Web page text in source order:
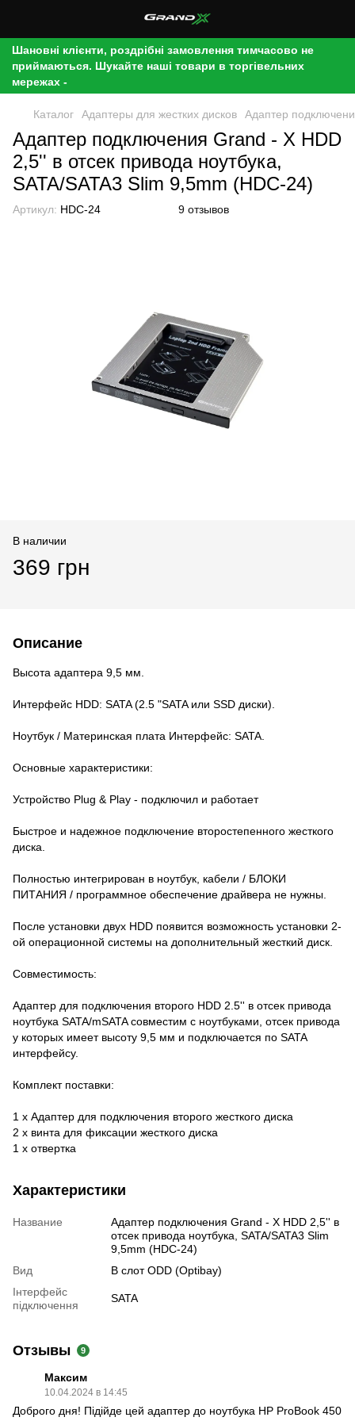
Шановні клієнти, роздрібні замовлення тимчасово не
приймаються. Шукайте наші товари в торгівельних
мережах -
Каталог Адаптеры для жестких дисков Адаптер
Адаптер подключения Grand - X HDD
2,5'' в отсек привода ноутбука,
SATA/SATA3 Slim 9,5mm (HDC-24)
Артикул: HDC-24 9 отзывов
В наличии
369 грн
Описание
Высота адаптера 9,5 мм.
Интерфейс HDD: SATA (2.5 "SATA или SSD диски).
Ноутбук / Материнская плата Интерфейс: SATA.
Основные характеристики:
Устройство Plug & Play - подключил и работает
Быстрое и надежное подключение второстепенного жесткого
диска.
Полностью интегрирован в ноутбук, кабели / БЛОКИ
ПИТАНИЯ / программное обеспечение драйвера не нужны.
После установки двух HDD появится возможность установки 2-
ой операционной системы на дополнительный жесткий диск.
Совместимость:
Адаптер для подключения второго HDD 2.5'' в отсек привода
ноутбука SATA/mSATA совместим с ноутбуками, отсек привода
у которых имеет высоту 9,5 мм и подключается по SATA
интерфейсу.
Комплект поставки:
1 х Адаптер для подключения второго жесткого диска
2 х винта для фиксации жесткого диска
1 х отвертка
Характеристики
Название
Адаптер подключения Grand - X HDD 2,5'' в
отсек привода ноутбука, SATA/SATA3 Slim
9,5mm (HDC-24)
Вид
В слот ODD (Optibay)
Інтерфейс
підключення
SATA
Отзывы 9
Максим
10.04.2024 в 14:45
Доброго дня! Підійде цей адаптер до ноутбука HP ProBook 450